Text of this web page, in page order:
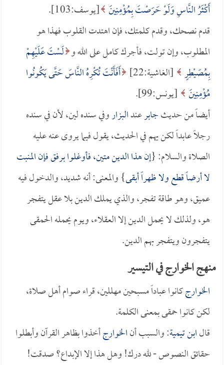
أَكْثَرُ النَّاسِ وَلَوْ حَرَصْتَ بِمُؤْمِنِينَ [يوسف:103].
قدم نصحك، وقدم كلمتك، فإن اهتدت القلوب فهذا هو
المطلوب، وإن تولت، فأجرك كامل على الله و لَسْتَ عَلَيْهِمْ
بِمُصَيْطِرٍ [الغاشية:22]
أَفَأَنْتَ تُكْرِهُ النَّاسَ حَتَّى يَكُونُوا
مُؤْمِنِينَ [يونس:99].
أيضاً من حديثجابرعندالبزاروفي سنده لين، لأن في سنده
رجلاً عابداً لكن يهم في الحديث، يقول فيما يروى عنه عليه
الصلاة والسلام: {إن هذا الدين متين، فأوغلوا برفق فإن المنبت
لا أرضاً قطع ولا ظهراً أبقى} والمعنى: أنه شديد، والدخول فيه
عميق، وهو طاقة تفجر، والذي يملك الدين بلا عقل يتفجر
هو، ولذلك لا يحمل الدين إلا العقلاء، ويوم يحمله الحمقى
يتفجرون ويتفجر بهم الدين.
منهج الخوارج في التيسير
الخوارجكانوا عباداً مسبحين مهللين، قراء صوام أهل صلاة،
لكن كانوا حمقى بمعنى الكلمة.
قالابن تيمية: والسبب أنالخوارجأخذوا بظاهر القرآن وأبطلوا
حقائق النصوص - لله درك! وهل هذا إلا الإبداع؟ صدقت!